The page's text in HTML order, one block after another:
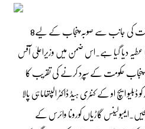
اسلام آباد(نیوز ڈیسک )عالمی ادارہ صحت کی جانب سے صوبہ پنجاب کے لیے8
15موٹرسائیکلوں کا عطیہ دیا گیا ہے۔اس ضمن میں وزیراعلیٰ آفس
پنجاب حکومت کے سپرد کرنے کی تقریب کا
ڈبلیو ایچ او کے کنٹری ہیڈ ڈاکٹر الپتھاماہی پالا
گاڑیاں کورونا وائرس کے